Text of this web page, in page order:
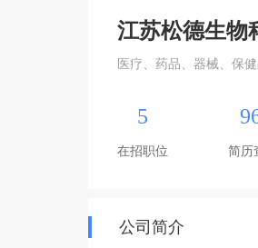
江苏松德生物
医疗、药品、器械、保
5
在招职位 简历
公司简介